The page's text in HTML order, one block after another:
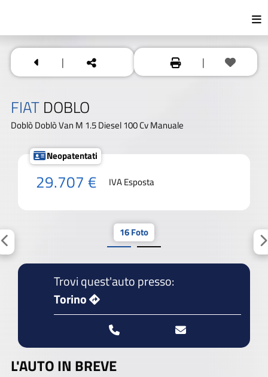
| |
FIAT DOBLO
Doblò Doblò Van M 1.5 Diesel 100 Cv Manuale
Neopatentati
29.707 € IVA Esposta
16 Foto
Trovi quest'auto presso:
Torino
L'AUTO IN BREVE